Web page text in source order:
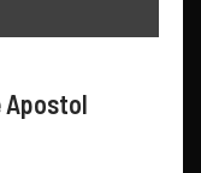
Apostol